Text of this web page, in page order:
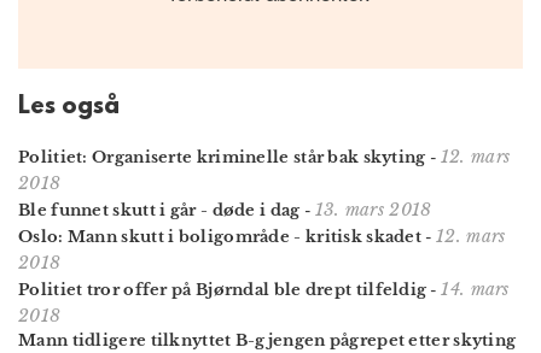
Les også
Politiet: Organiserte kriminelle står bak skyting - 12. mars
2018
Ble funnet skutt i går - døde i dag - 13. mars 2018
Oslo: Mann skutt i boligområde - kritisk skadet -12. mars
2018
Politiet tror offer på Bjørndal ble drept tilfeldig -14. mars
2018
Mann tidligere tilknyttet B-gjengen pågrepet etter skyting